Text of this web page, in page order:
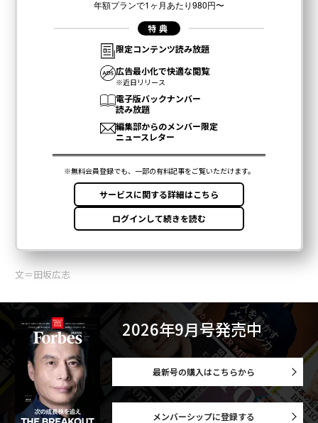
文＝田坂広志
2026年9月号発売中
最新号の購入はこちらから
メンバーシップに登録する